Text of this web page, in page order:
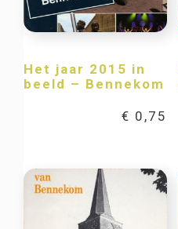
Het jaar 2015 in
beeld – Bennekom
€ 0,75